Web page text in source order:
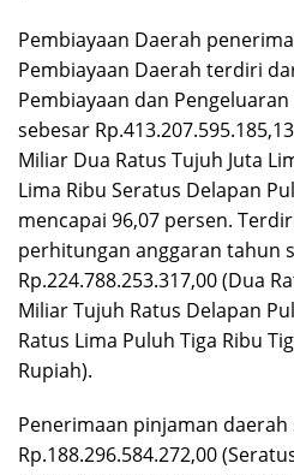
Pembiayaan Daerah
Pembiayaan Daerah terdiri
Pembiayaan dan
sebesar
Miliar Dua Ratus Tujuh Juta
Lima Ribu Seratus Delapan
mencapai 96,07 persen.
perhitungan anggaran tahun
Rp.224.788.253.317,00 (Dua
Miliar Tujuh Ratus Delapan
Ratus Lima Puluh Tiga Ribu
Rupiah).
Penerimaan pinjaman daerah
Rp.188.296.584.272,00